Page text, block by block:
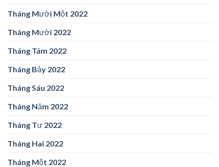
Tháng Mười Một 2022
Tháng Mười 2022
Tháng Tám 2022
Tháng Bảy 2022
Tháng Sáu 2022
Tháng Năm 2022
Tháng Tư 2022
Tháng Hai 2022
Tháng Một 2022